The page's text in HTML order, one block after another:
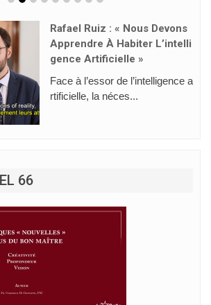
Rafael Ruiz : « Nous Devons
Apprendre À Habiter L’intelli
Gence Artificielle »
Face à l’essor de l’intelligence a
rtificielle, la néces...
66